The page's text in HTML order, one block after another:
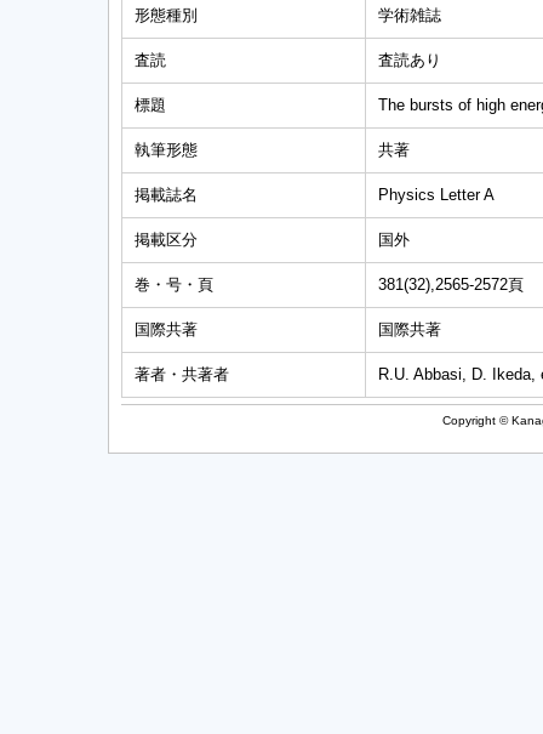
形態種別 学術雑誌
査読 査読あり
標題 The bursts of high
執筆形態 共著
掲載誌名 Physics Letter A
掲載区分 国外
巻・号・頁 381(32),2565-2572頁
国際共著 国際共著
著者・共著者 R.U. Abbasi, D. Ikeda,
Copyright ©